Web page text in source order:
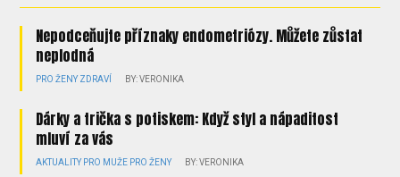
Nepodceňujte příznaky endometriózy. Můžete zůstat
neplodná
PRO ŽENY ZDRAVÍ BY: VERONIKA
Dárky a trička s potiskem: Když styl a nápaditost
mluví za vás
AKTUALITY PRO MUŽE PRO ŽENY BY: VERONIKA